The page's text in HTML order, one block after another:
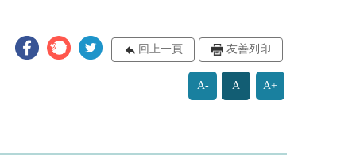
回上一頁 友善列印
A- A A+